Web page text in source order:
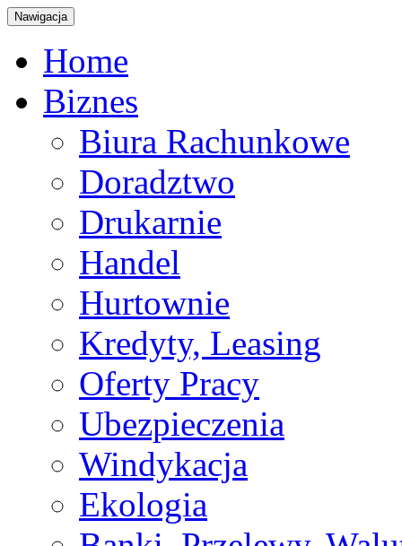
Nawigacja
Home
Biznes
Biura Rachunkowe
Doradztwo
Drukarnie
Handel
Hurtownie
Kredyty, Leasing
Oferty Pracy
Ubezpieczenia
Windykacja
Ekologia